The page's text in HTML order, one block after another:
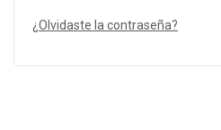
¿Olvidaste la contraseña?